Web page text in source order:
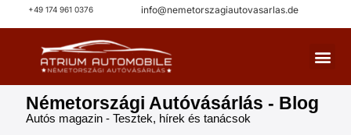
+49 174 961 0376 info@nemetorszagiautovasarlas.de
Németországi Autóvásárlás - Blog
Autós magazin - Tesztek, hírek és tanácsok